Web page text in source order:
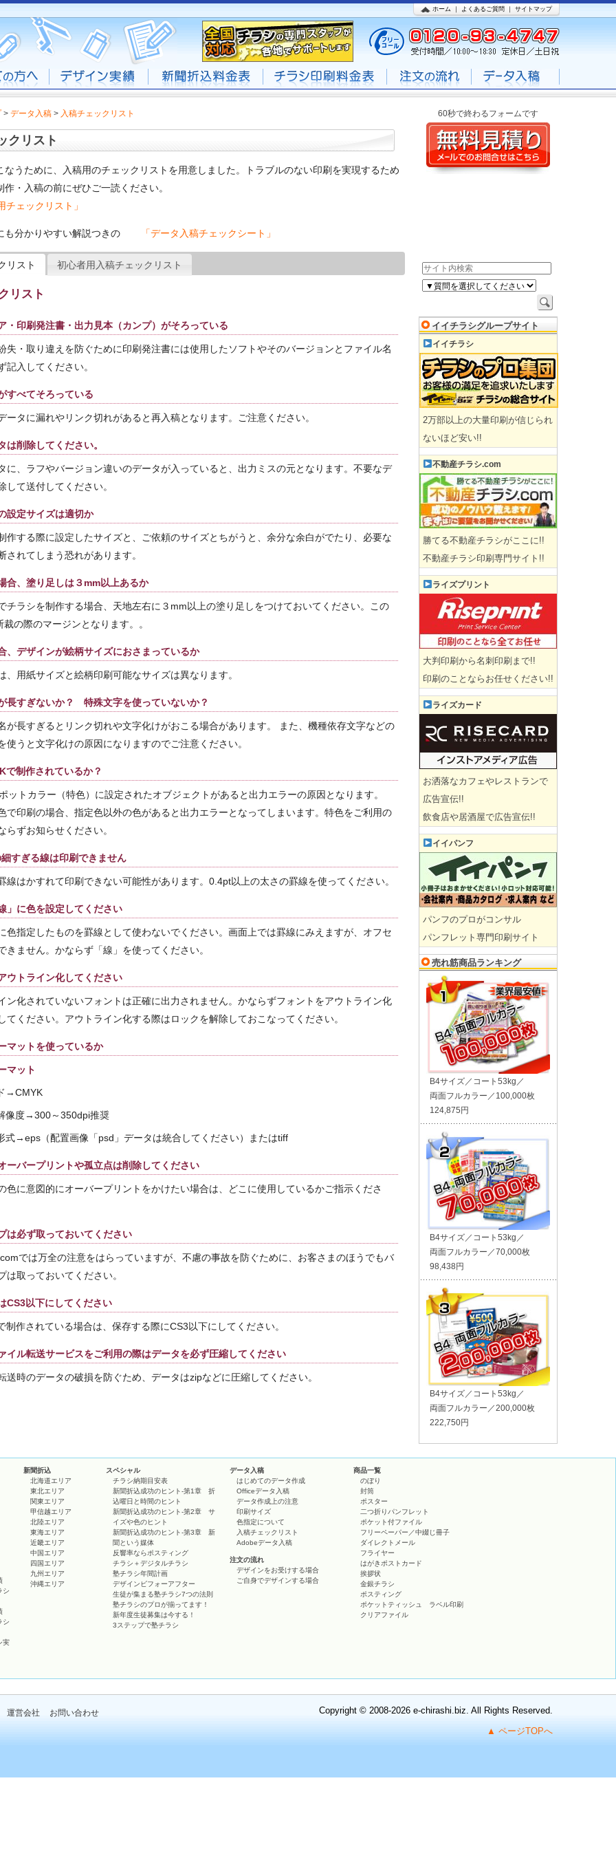
ホーム ｜ よくあるご質問 ｜ サイトマップ
> データ入稿 > 入稿チェックリスト
クリスト
なうために、入稿用のチェックリストを用意しました。トラブルのない印刷を実現するため
・入稿の前にぜひご一読ください。
チェックリスト」
も分かりやすい解説つきの 「データ入稿チェックシート」
リスト 初心者用入稿チェックリスト
リスト
・印刷発注書・出力見本（カンプ）がそろっている
失・取り違えを防ぐために印刷発注書には使用したソフトやそのバージョンとファイル名
記入してください。
すべてそろっている
ータに漏れやリンク切れがあると再入稿となります。ご注意ください。
は削除してください。
に、ラフやバージョン違いのデータが入っていると、出力ミスの元となります。不要なデ
して送付してください。
設定サイズは適切か
作する際に設定したサイズと、ご依頼のサイズとちがうと、余分な余白がでたり、必要な
されてしまう恐れがあります。
合、塗り足しは３mm以上あるか
チラシを制作する場合、天地左右に３mm以上の塗り足しをつけておいてください。この
の際のマージンとなります。。
、デザインが絵柄サイズにおさまっているか
、用紙サイズと絵柄印刷可能なサイズは異なります。
長すぎないか？ 特殊文字を使っていないか？
が長すぎるとリンク切れや文字化けがおこる場合があります。 また、機種依存文字などの
使うと文字化けの原因になりますのでご注意ください。
で制作されているか？
ットカラー（特色）に設定されたオブジェクトがあると出力エラーの原因となります。
で印刷の場合、指定色以外の色があると出力エラーとなってしまいます。特色をご利用の
らずお知らせください。
すぎる線は印刷できません
線はかすれて印刷できない可能性があります。0.4pt以上の太さの罫線を使ってください。
」に色を設定してください
色指定したものを罫線として使わないでください。画面上では罫線にみえますが、オフセ
きません。かならず「線」を使ってください。
ウトライン化してください
ン化されていないフォントは正確に出力されません。かならずフォントをアウトライン化
てください。アウトライン化する際はロックを解除しておこなってください。
マットを使っているか
マット
→CMYK
像度→300～350dpi推奨
式→eps（配置画像「psd」データは統合してください）またはtiff
ーバープリントや孤立点は削除してください
色に意図的にオーバープリントをかけたい場合は、どこに使用しているかご指示くださ
は必ず取っておいてください
では万全の注意をはらっていますが、不慮の事故を防ぐために、お客さまのほうでもバ
は取っておいてください。
CS3以下にしてください
制作されている場合は、保存する際にCS3以下にしてください。
イル転送サービスをご利用の際はデータを必ず圧縮してください
送時のデータの破損を防ぐため、データはzipなどに圧縮してください。
イイチラシグループサイト
イイチラシ
2万部以上の大量印刷が信じられ
ないほど安い!!
不動産チラシ.com
勝てる不動産チラシがここに!!
不動産チラシ印刷専門サイト!!
ライズプリント
大判印刷から名刺印刷まで!!
印刷のことならお任せください!!
ライズカード
お洒落なカフェやレストランで
広告宣伝!!
飲食店や居酒屋で広告宣伝!!
イイパンフ
パンフのプロがコンサル
パンフレット専門印刷サイト
売れ筋商品ランキング
B4サイズ／コート53kg／
両面フルカラー／100,000枚
124,875円
B4サイズ／コート53kg／
両面フルカラー／70,000枚
98,438円
B4サイズ／コート53kg／
両面フルカラー／200,000枚
222,750円
60秒で終わるフォームです
シ
シ
実
新聞折込
北海道エリア
東北エリア
関東エリア
甲信越エリア
北陸エリア
東海エリア
近畿エリア
中国エリア
四国エリア
九州エリア
沖縄エリア
スペシャル
チラシ納期目安表
新聞折込成功のヒント-第1章 折
込曜日と時間のヒント
新聞折込成功のヒント-第2章 サ
イズや色のヒント
新聞折込成功のヒント-第3章 新
聞という媒体
反響率ならポスティング
チラシ＋デジタルチラシ
塾チラシ年間計画
デザインビフォーアフター
生徒が集まる塾チラシ7つの法則
塾チラシのプロが揃ってます！
新年度生徒募集は今する！
3ステップで塾チラシ
データ入稿
はじめてのデータ作成
Officeデータ入稿
データ作成上の注意
印刷サイズ
色指定について
入稿チェックリスト
Adobeデータ入稿
注文の流れ
デザインをお受けする場合
ご自身でデザインする場合
商品一覧
のぼり
封筒
ポスター
二つ折りパンフレット
ポケット付ファイル
フリーペーパー／中綴じ冊子
ダイレクトメール
フライヤー
はがきポストカード
挨拶状
金銀チラシ
ポスティング
ポケットティッシュ ラベル印刷
クリアファイル
運営会社 お問い合わせ Copyright © 2008-2026 e-chirashi.biz. All Rights Reserved.
▲ ページTOPへ